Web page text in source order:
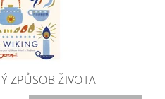
ZPŮSOB ŽIVOTA